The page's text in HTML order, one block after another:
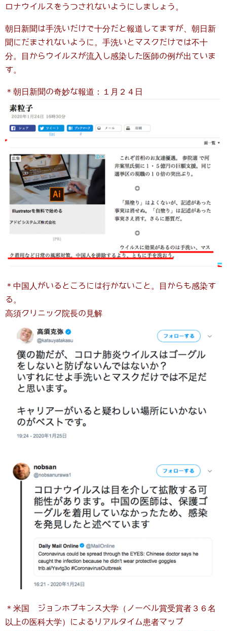
ロナウイルスをうつされないようにしましょう。
朝日新聞は手洗いだけで十分だと報道してますが、朝日新
聞にだまされないように。手洗いとマスクだけでは不十
分。目からウイルスが流入し感染した医師の例が出ていま
す。
＊朝日新聞の奇妙な報道：１月２４日
＊中国人がいるところには行かないこと。目からも感染す
る。
高須クリニック院長の見解
＊米国 ジョンホプキンス大学（ノーベル賞受賞者３６名
以上の医科大学）によるリアルタイム患者マップ